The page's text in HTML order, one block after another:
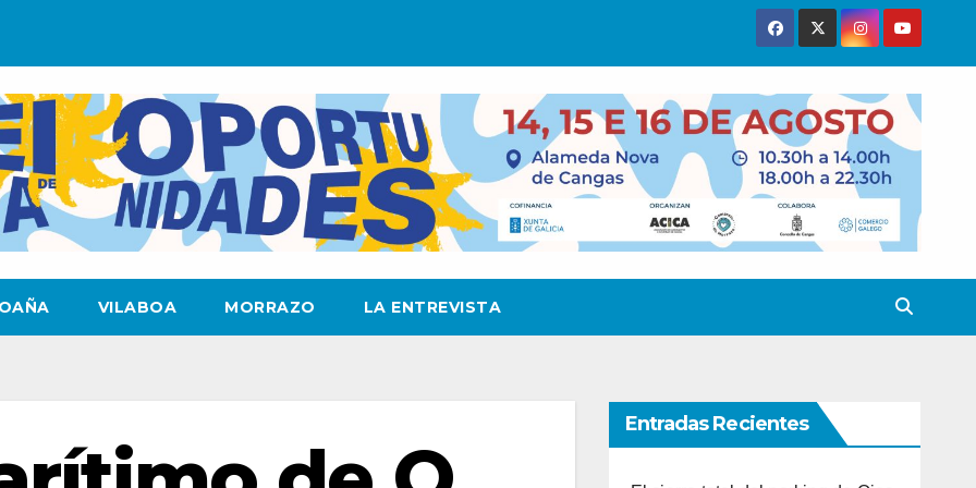
VILABOA MORRAZO LA ENTREVISTA
Entradas Recientes